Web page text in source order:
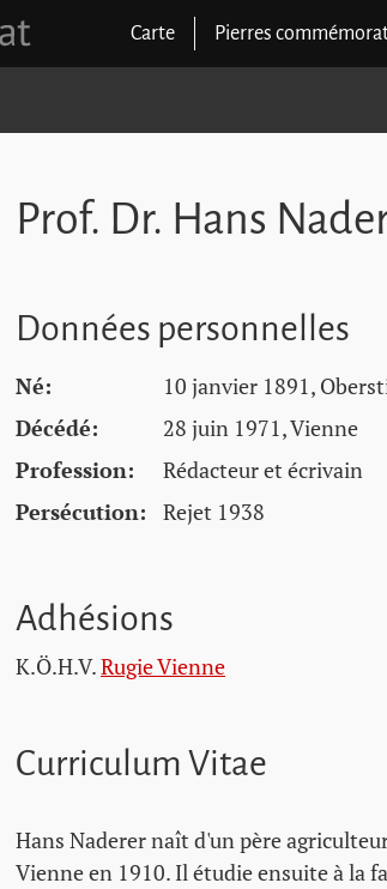
Carte Pierres
Prof. Dr. Hans
Données personnelles
Né:
10 janvier 1891,
Décédé:
28 juin 1971, Vienne
Profession:
Rédacteur et écrivain
Persécution:
Rejet 1938
Adhésions
K.Ö.H.V.Rugie Vienne
Curriculum Vitae
Hans Naderer naît d'un père
Vienne en 1910. Il étudie ensuite à la